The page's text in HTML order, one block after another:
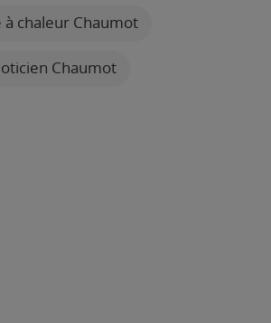
chaleur Chaumot
Chaumot